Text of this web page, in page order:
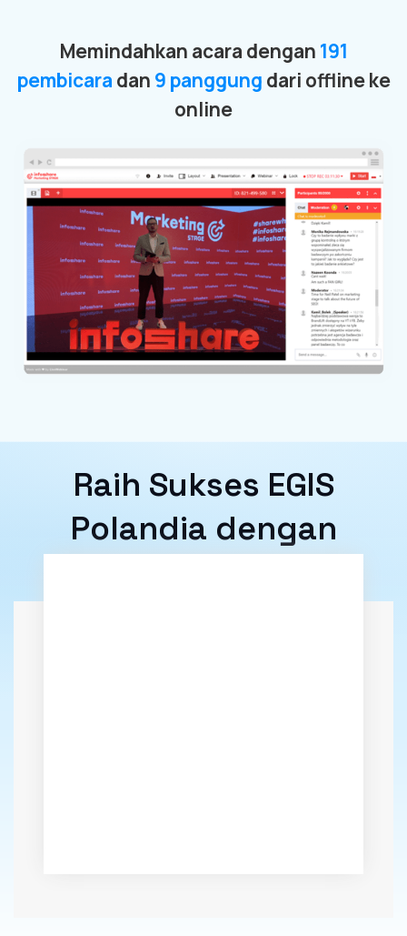
Memindahkan acara dengan 191
pembicara dan 9 panggung dari offline ke
online
Raih Sukses EGIS
Polandia dengan